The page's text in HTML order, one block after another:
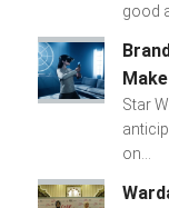
good
Star
on...